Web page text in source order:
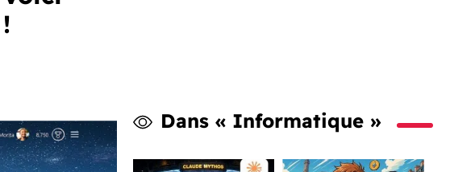
Dans « Informatique »